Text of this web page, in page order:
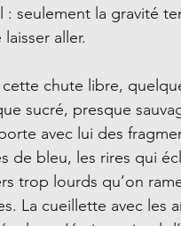
: seulement la gravité
laisser aller.
cette chute libre,
sucré, presque
avec lui des
de bleu, les rires qui
trop lourds qu’on
La cueillette avec les